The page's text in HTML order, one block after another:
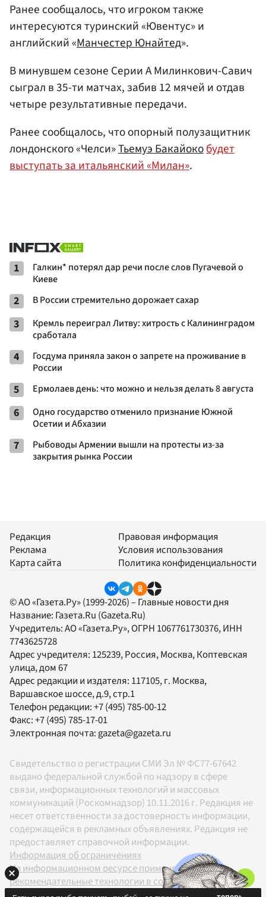
Ранее сообщалось, что игроком также
интересуются туринский «Ювентус» и
английский «Манчестер Юнайтед».
В минувшем сезоне Серии А Милинкович-Савич
сыграл в 35-ти матчах, забив 12 мячей и отдав
четыре результативные передачи.
Ранее сообщалось, что опорный полузащитник
лондонского «Челси»Тьемуэ Бакайокобудет
выступать за итальянский «Милан».
1
Галкин* потерял дар речи после слов Пугачевой о
Киеве
2 В России стремительно дорожает сахар
3
Кремль переиграл Литву: хитрость с Калининградом
сработала
4
Госдума приняла закон о запрете на проживание в
России
5 Ермолаев день: что можно и нельзя делать 8 августа
6
Одно государство отменило признание Южной
Осетии и Абхазии
7
Рыбоводы Армении вышли на протесты из-за
закрытия рынка России
Редакция
Реклама
Карта сайта
Правовая информация
Условия использования
Политика конфиденциальности
© АО «Газета.Ру» (1999-2026) – Главные новости дня
Название: Газета.Ru (Gazeta.Ru)
Учредитель:АО «Газета.Ру», ОГРН 1067761730376, ИНН
7743625728
Адрес учредителя: 125239, Россия, Москва, Коптевская
улица, дом 67
Адрес редакции и издателя: 117105, г. Москва,
Варшавское шоссе, д.9, стр.1
Телефон редакции:+7 (495) 785-00-12
Факс:+7 (495) 785-17-01
Электронная почта:gazeta@gazeta.ru
Свидетельство о регистрации СМИ Эл № ФС77-67642
выдано федеральной службой по надзору в сфере
связи, информационных технологий и массовых
коммуникаций (Роскомнадзор) 10.11.2016 г. Редакция не
несет ответственности за достоверность информации,
содержащейся в рекламных объявлениях. Редакция не
предоставляет справочной информации.
Информация об ограничениях
На информационном ресурсе применяются
рекомендательные технологии в соответствии с